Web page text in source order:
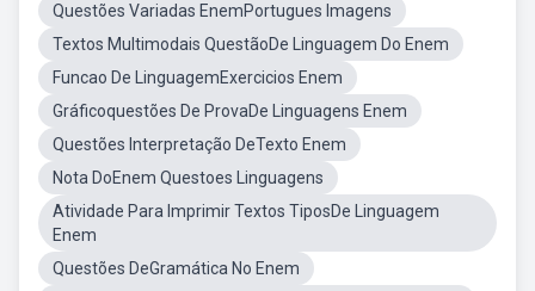
Questões Variadas EnemPortugues Imagens
Textos Multimodais QuestãoDe Linguagem Do Enem
Funcao De LinguagemExercicios Enem
Gráficoquestões De ProvaDe Linguagens Enem
Questões Interpretação DeTexto Enem
Nota DoEnem Questoes Linguagens
Atividade Para Imprimir Textos TiposDe Linguagem
Enem
Questões DeGramática No Enem